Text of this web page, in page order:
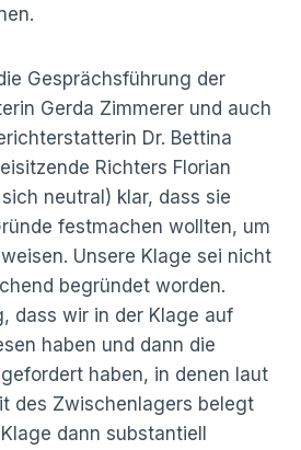
Gesprächsführung der
Gerda Zimmerer und auch
Dr. Bettina
Richters Florian
neutral) klar, dass sie
festmachen wollten, um
Unsere Klage sei nicht
begründet worden.
dass wir in der Klage auf
haben und dann die
haben, in denen laut
des Zwischenlagers belegt
dann substantiell